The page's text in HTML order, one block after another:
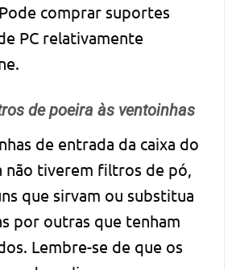
comprar suportes
PC relativamente
de poeira às ventoinhas
de entrada da caixa do
não tiverem filtros de pó,
que sirvam ou substitua
por outras que tenham
Lembre-se de que os